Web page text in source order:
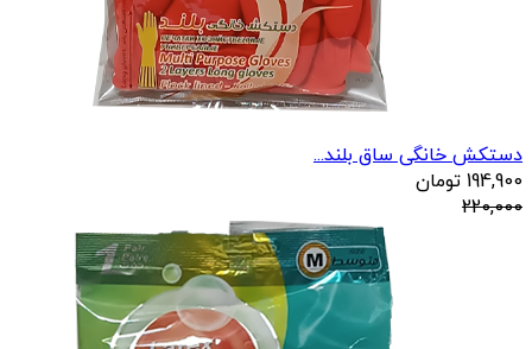
دستکش خانگی ساق بلند...
194,900 تومان
220,000